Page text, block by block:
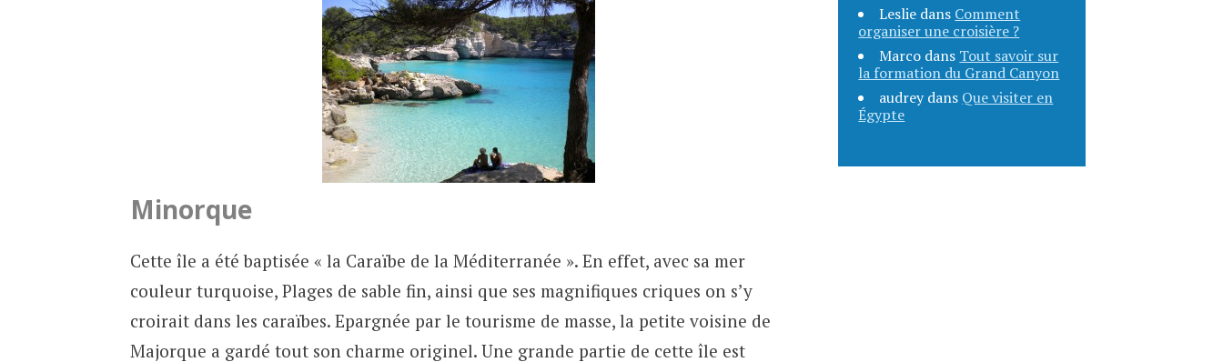
Minorque
Cette île a été baptisée « la Caraïbe de la Méditerranée ». En effet, avec sa mer
couleur turquoise, Plages de sable fin, ainsi que ses magnifiques criques on s’y
croirait dans les caraïbes. Epargnée par le tourisme de masse, la petite voisine de
Majorque a gardé tout son charme originel. Une grande partie de cette île est
Leslie dans Comment
organiser une croisière ?
Marco dans Tout savoir sur
la formation du Grand Canyon
audreydans Que visiter en
Égypte